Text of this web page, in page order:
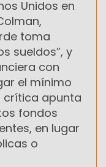
Unidos en
toma
sueldos”, y
con
el mínimo
crítica apunta
fondos
en lugar
o